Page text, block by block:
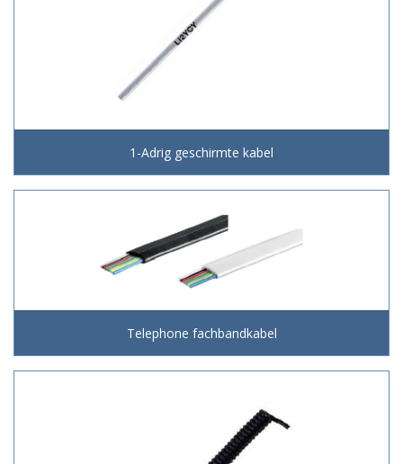
1-Adrig geschirmte kabel
Telephone fachbandkabel